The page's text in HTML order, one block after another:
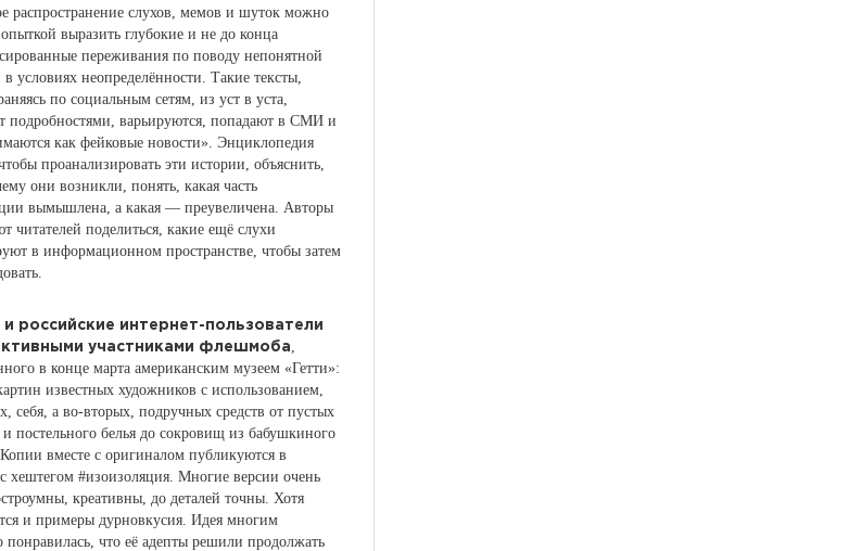
распространение слухов, мемов и шуток можно
выразить глубокие и не до конца
переживания по поводу непонятной
в условиях неопределённости. Такие тексты,
по социальным сетям, из уст в уста,
подробностями, варьируются, попадают в СМИ и
как фейковые новости». Энциклопедия
проанализировать эти истории, объяснить,
они возникли, понять, какая часть
вымышлена, а какая — преувеличена. Авторы
читателей поделиться, какие ещё слухи
в информационном пространстве, чтобы затем
и российские интернет-пользователи
участниками флешмоба,
в конце марта американским музеем «Гетти»:
известных художников с использованием,
себя, а во-вторых, подручных средств от пустых
и постельного белья до сокровищ из бабушкиного
вместе с оригиналом публикуются в
с хештегом #изоизоляция. Многие версии очень
креативны, до деталей точны. Хотя
и примеры дурновкусия. Идея многим
понравилась, что её адепты решили продолжать